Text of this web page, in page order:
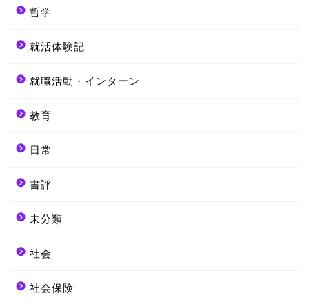
哲学
就活体験記
就職活動・インターン
教育
日常
書評
未分類
社会
社会保険